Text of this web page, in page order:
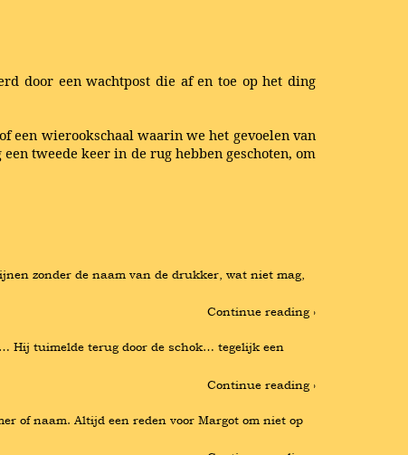
door een wachtpost die af en toe op het ding
een wierookschaal waarin we het gevoelen van
tweede keer in de rug hebben geschoten, om
zonder de naam van de drukker, wat niet mag,
Continue reading ›
Hij tuimelde terug door de schok… tegelijk een
Continue reading ›
of naam. Altijd een reden voor Margot om niet op